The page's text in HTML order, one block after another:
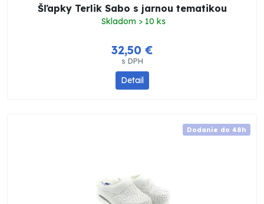
Šľapky Terlik Sabo s jarnou tematikou
Skladom > 10 ks
32,50 €
s DPH
Detail
Dodanie do 48h